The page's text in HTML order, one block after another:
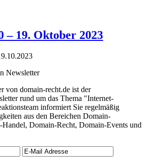
– 19. Oktober 2023
Newsletter
von domain-recht.de ist der
rund um das Thema "Internet-
informiert Sie regelmäßig
aus den Bereichen Domain-
Domain-Recht, Domain-Events und